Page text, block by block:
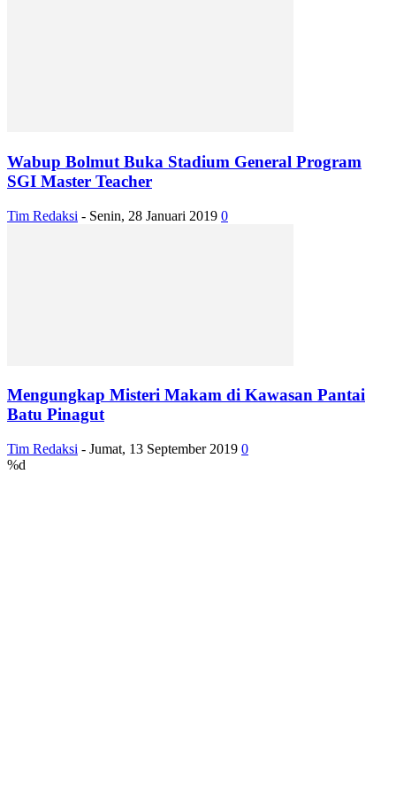
Wabup Bolmut Buka Stadium General Program
SGI Master Teacher
Tim Redaksi - Senin, 28 Januari 2019 0
Mengungkap Misteri Makam di Kawasan Pantai
Batu Pinagut
Tim Redaksi - Jumat, 13 September 2019 0
%d